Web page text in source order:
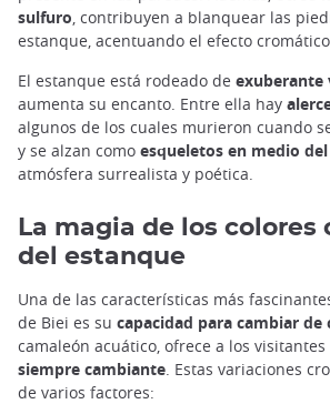
sulfuro, contribuyen a blanquear las
estanque, acentuando el efecto
El estanque está rodeado de exuberante
aumenta su encanto. Entre ella hay
algunos de los cuales murieron cuando
y se alzan como esqueletos en medio
atmósfera surrealista y poética.
La magia de los colores
del estanque
Una de las características más
de Biei es su capacidad para cambiar de
camaleón acuático, ofrece a los visitantes
siempre cambiante . Estas variaciones
de varios factores: